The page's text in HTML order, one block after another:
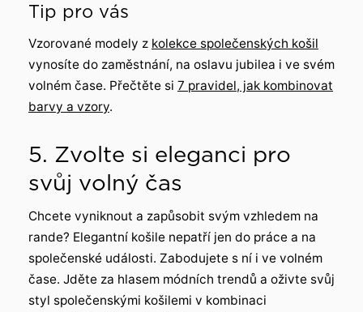
Tip pro vás
Vzorované modely z kolekce společenských košil
vynosíte do zaměstnání, na oslavu jubilea i ve svém
volném čase. Přečtěte si 7 pravidel, jak kombinovat
barvy a vzory.
5. Zvolte si eleganci pro
svůj volný čas
Chcete vyniknout a zapůsobit svým vzhledem na
rande? Elegantní košile nepatří jen do práce a na
společenské události. Zabodujete s ní i ve volném
čase. Jděte za hlasem módních trendů a oživte svůj
styl společenskými košilemi v kombinaci